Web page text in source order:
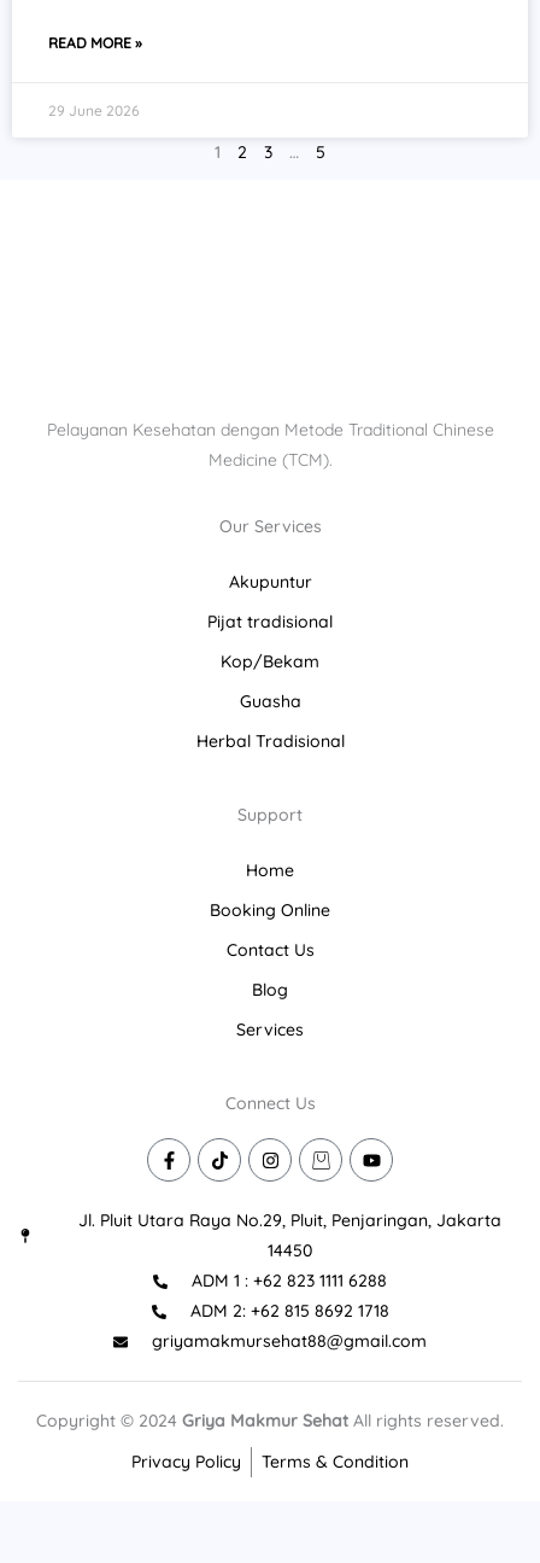
READ MORE »
29 June 2026
1 2 3 … 5
Pelayanan Kesehatan dengan Metode Traditional Chinese
Medicine (TCM).
Our Services
Akupuntur
Pijat tradisional
Kop/Bekam
Guasha
Herbal Tradisional
Support
Home
Booking Online
Contact Us
Blog
Services
Connect Us
F
a
e
b
k
T
i
t
o
I
n
t
a
g
a
m
I
c
n
-
o
p
p
i
g
b
a
-
Y
o
t
u
Jl. Pluit Utara Raya No.29, Pluit, Penjaringan, Jakarta
14450
ADM 1 : +62 823 1111 6288
ADM 2: +62 815 8692 1718
griyamakmursehat88@gmail.com
Copyright © 2024 Griya Makmur Sehat All rights reserved.
Privacy Policy
Terms & Condition